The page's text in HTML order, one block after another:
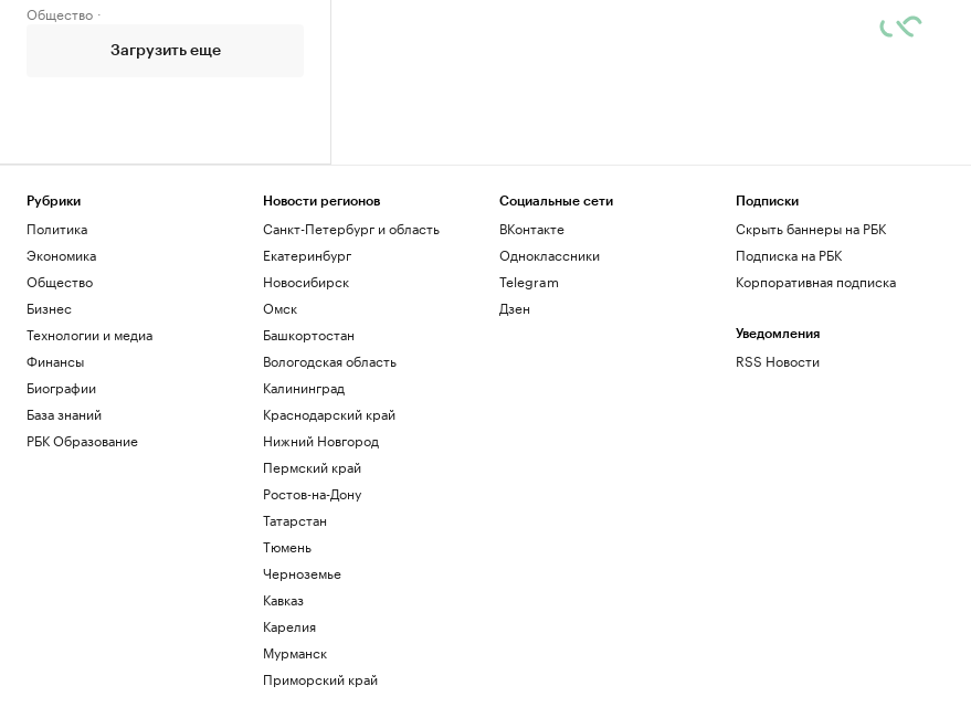
Общество
Загрузить еще
Рубрики
Политика
Экономика
Общество
Бизнес
Технологии и медиа
Финансы
Биографии
База знаний
РБК Образование
Новости регионов
Санкт-Петербург и область
Екатеринбург
Новосибирск
Омск
Башкортостан
Вологодская область
Калининград
Краснодарский край
Нижний Новгород
Пермский край
Ростов-на-Дону
Татарстан
Тюмень
Черноземье
Кавказ
Карелия
Мурманск
Приморский край
Социальные сети
ВКонтакте
Одноклассники
Telegram
Дзен
Подписки
Скрыть баннеры на РБК
Подписка на РБК
Корпоративная подписка
Уведомления
RSS Новости